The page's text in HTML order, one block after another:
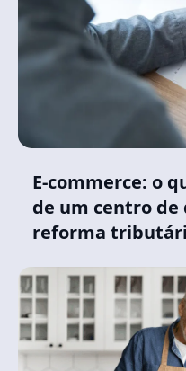
E-commerce: o
de um centro
reforma